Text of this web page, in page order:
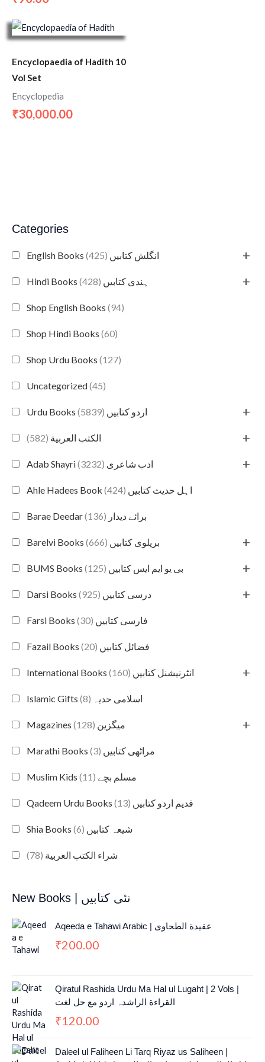
Categories
English Books انگلش کتابیں (425) +
Hindi Books ہندی کتابیں (428) +
Shop English Books (94)
Shop Hindi Books (60)
Shop Urdu Books (127)
Uncategorized(45)
Urdu Books اردو کتابیں (5839) +
الكتب العربية (582) +
Adab Shayri ادب شاعری (3232) +
Ahle Hadees Book اہل حدیث کتابیں (424)
Barae Deedar برائے دیدار (136)
Barelvi Books بریلوی کتابیں (666) +
BUMS Books بی یو ایم ایس کتابیں (125) +
Darsi Books درسی کتابیں (925) +
Farsi Books فارسی کتابیں (30)
Fazail Books فضائل کتابیں (20)
International Books انٹرنیشنل کتابیں (160) +
Islamic Gifts اسلامی حدیہ (8)
Magazines میگزین (128) +
Marathi Books مراٹھی کتابیں (3)
Muslim Kids مسلم بچے (11)
Qadeem Urdu Books قدیم اردو کتابیں (13)
Shia Books شیعہ کتابیں (6)
شراء الكتب العربية (78)
New Books | نئی کتابیں
Aqeeda e Tahawi Arabic | عقیدة الطحاوی
₹200.00
Qiratul Rashida Urdu Ma Hal ul Lugaht | 2 Vols |
القراءة الراشدہ اردو مع حل لغت
₹120.00
Daleel ul Faliheen Li Tarq Riyaz us Saliheen |
r
u
Encyclopaedia of Hadith 10
Vol Set
Encyclopedia
₹30,000.00